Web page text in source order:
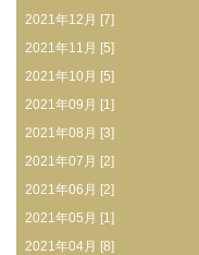
2021年12月 [7]
2021年11月 [5]
2021年10月 [5]
2021年09月 [1]
2021年08月 [3]
2021年07月 [2]
2021年06月 [2]
2021年05月 [1]
2021年04月 [8]